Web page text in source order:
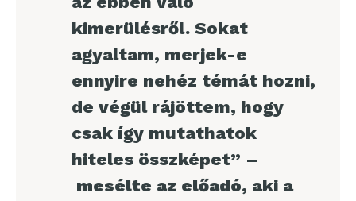
kimerülésről. Sokat
agyaltam, merjek-e
ennyire nehéz témát hozni,
de végül rájöttem, hogy
csak így mutathatok
hiteles összképet” –
mesélte az előadó, aki a